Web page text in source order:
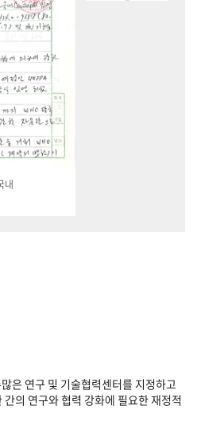
내
은 연구 및 기술협력센터를 지정하고
의 연구와 협력 강화에 필요한 재정적